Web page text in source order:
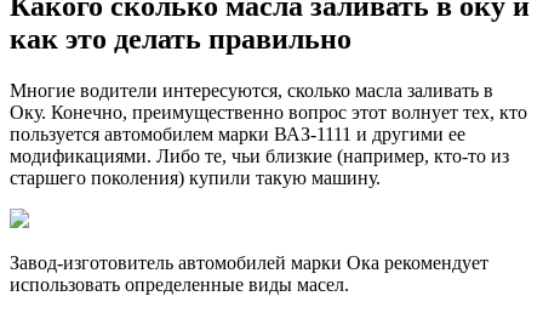
оку
как это делать правильно
Многие водители интересуются, сколько масла заливать в
Оку. Конечно, преимущественно вопрос этот волнует тех, кто
пользуется автомобилем марки ВАЗ-1111 и другими ее
модификациями. Либо те, чьи близкие (например, кто-то из
старшего поколения) купили такую машину.
Завод-изготовитель автомобилей марки Ока рекомендует
использовать определенные виды масел.